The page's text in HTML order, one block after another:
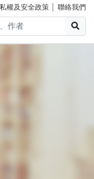
權及安全政策 聯絡我們